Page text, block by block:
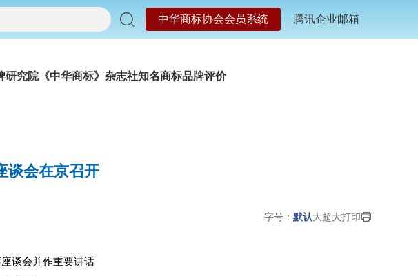
中华商标协会会员系统 腾讯企业邮箱
研究院 《中华商标》杂志社知名商标品牌评价
谈会在京召开
字号： 默认大超大打印
谈会并作重要讲话